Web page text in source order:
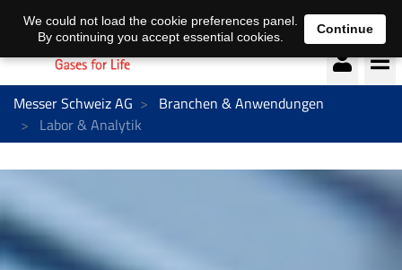
Deutsch français
Messer Schweiz AG
Branchen & Anwendungen
Labor & Analytik
We could not load the cookie preferences panel.
By continuing you accept essential cookies.
Continue